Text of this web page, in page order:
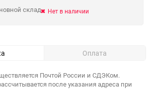
склад Нет в наличии
Оплата
Почтой России и СДЭКом.
после указания адреса при